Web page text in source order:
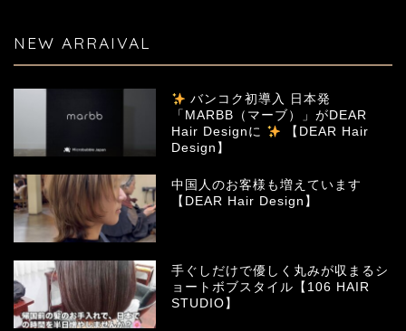
NEW ARRAIVAL
バンコク初導入 日本発
「MARBB（マーブ）」がDEAR
Hair Designに
【DEAR Hair
Design】
中国人のお客様も増えています
【DEAR Hair Design】
手ぐしだけで優しく丸みが収まるシ
ョートボブスタイル【106 HAIR
STUDIO】